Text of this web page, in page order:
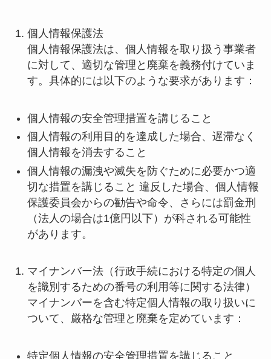
個人情報保護法
個人情報保護法は、個人情報を取り扱う事業者
に対して、適切な管理と廃棄を義務付けていま
す。具体的には以下のような要求があります：
個人情報の安全管理措置を講じること
個人情報の利用目的を達成した場合、遅滞なく
個人情報を消去すること
個人情報の漏洩や滅失を防ぐために必要かつ適
切な措置を講じること 違反した場合、個人情報
保護委員会からの勧告や命令、さらには罰金刑
（法人の場合は1億円以下）が科される可能性
があります。
マイナンバー法（行政手続における特定の個人
を識別するための番号の利用等に関する法律）
マイナンバーを含む特定個人情報の取り扱いに
ついて、厳格な管理と廃棄を定めています：
特定個人情報の安全管理措置を講じること